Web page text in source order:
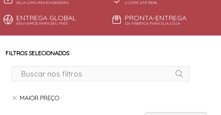
SEJA UMA REVENDEDORA LUCRE ATÉ 150%
ENTREGA GLOBAL
ENVIAMOS PARA SEU PAÍS
PRONTA-ENTREGA
DA FÁBRICA PARA SUA LOJA
FILTROS SELECIONADOS
MAIOR PREÇO